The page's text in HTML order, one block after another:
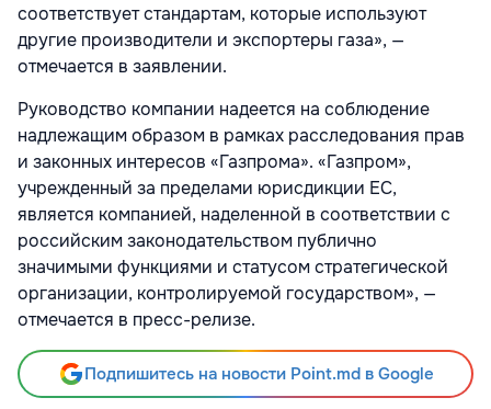
соответствует стандартам, которые используют
другие производители и экспортеры газа», —
отмечается в заявлении.
Руководство компании надеется на соблюдение
надлежащим образом в рамках расследования прав
и законных интересов «Газпрома». «Газпром»,
учрежденный за пределами юрисдикции ЕС,
является компанией, наделенной в соответствии с
российским законодательством публично
значимыми функциями и статусом стратегической
организации, контролируемой государством», —
отмечается в пресс-релизе.
Подпишитесь на новости Point.md в Google